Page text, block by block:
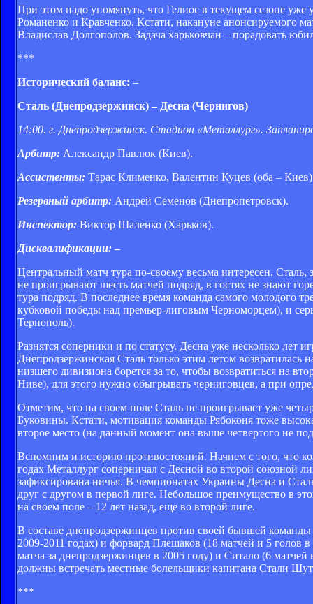
При этом надо упомянуть, что Гелиос в текущем сезоне
Романенко и Кравченко. Кстати, накануне анонсируемого
Владислав Долгополов. Задача харьковчан – порадовать
***
Исторический баланс: –
Сталь (Днепродзержинск) – Десна (Чернигов)
14:00. г. Днепродзержинск. Стадион «Металлург».
Арбитр: Александр Павлюк (Киев).
Ассистенты: Тарас Клименко, Валентин Куцев (оба –
Резервный арбитр: Андрей Семенов (Днепропетровск).
Инспектор: Виктор Шаленко (Харьков).
Дисквалификации: –
Центральный матч тура по-своему весьма интересен.
не проигрывают шесть матчей подряд, в гостях не знают
тура подряд. В последнее время команда самого молодого
кубковой победы над премьер-лиговым Черноморцем), и
Тернополь).
Разнятся соперники и по статусу. Десна уже несколько лет
Днепродзержинская Сталь только этим летом
низшего дивизиона борется за то, чтобы возвратиться на
Ниве), для этого нужно обыгрывать черниговцев, а при
Отметим, что на своем поле Сталь не проигрывает уже
Буковины. Кстати, мотивация команды Рябоконя тоже
второе место (на данный момент она выше четвертого не
Вспомним и историю противостояний. Начнем с того, что
годах Металлург соперничал с Десной во второй союзной
зафиксирована ничья. В чемпионатах Украины Десна и
друг с другом в первой лиге. Небольшое преимущество в
на своем поле – 12 лет назад, еще во второй лиге.
В составе днепродзержинцев против своей бывшей
2009-2011 годах) и форвард Плешаков (18 матчей и 5 голов
матча за днепродзержинцев в 2005 году) и Ситало (6
должны встречать местные болельщики капитана Стали
***